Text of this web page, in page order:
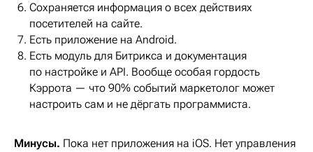
Сохраняется информация о всех действиях
посетителей на сайте.
Есть приложение на Android.
Есть модуль для Битрикса и документация
по настройке и API. Вообще особая гордость
Кэррота — что 90% событий маркетолог может
настроить сам и не дёргать программиста.
Минусы. Пока нет приложения на iOS. Нет управления